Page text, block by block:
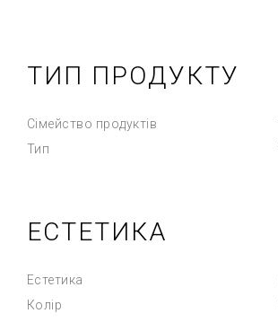
ТИП ПРОДУКТУ
Сімейство продуктів
Тип
ЕСТЕТИКА
Естетика
Колір